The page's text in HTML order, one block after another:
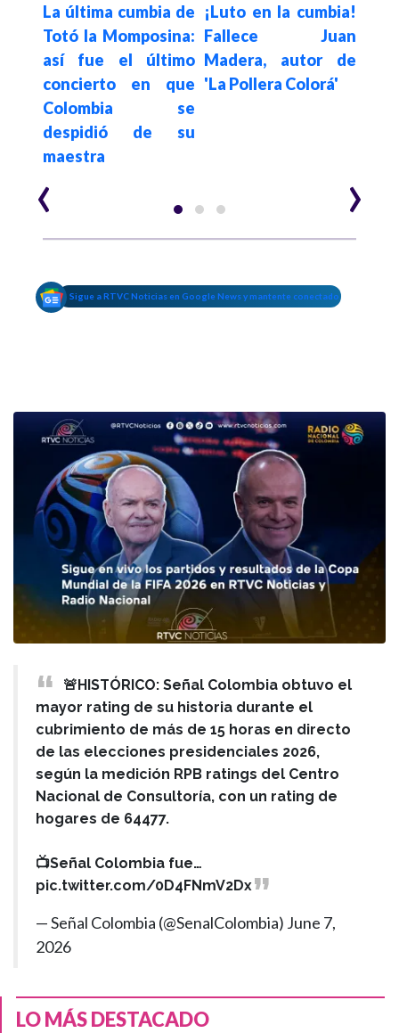
La última cumbia de
Totó la Momposina:
así fue el último
concierto en que
Colombia se
despidió de su
maestra
¡Luto en la cumbia!
Fallece Juan
Madera, autor de
'La Pollera Colorá'
‹ ›
Sigue a RTVC Noticias en Google News y mantente conectado
🚨HISTÓRICO: Señal Colombia obtuvo el
mayor rating de su historia durante el
cubrimiento de más de 15 horas en directo
de las elecciones presidenciales 2026,
según la medición RPB ratings del Centro
Nacional de Consultoría, con un rating de
hogares de 64477.
📺Señal Colombia fue…
pic.twitter.com/0D4FNmV2Dx
— Señal Colombia (@SenalColombia) June 7,
2026
LO MÁS DESTACADO